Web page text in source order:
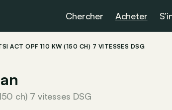
Chercher Acheter
ACT OPF 110 KW (150 CH) 7 VITESSES DSG
ch) 7 vitesses DSG